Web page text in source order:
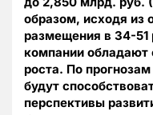
образом, исходя из
размещения в 34-
компании
роста. По
будут
перспективы